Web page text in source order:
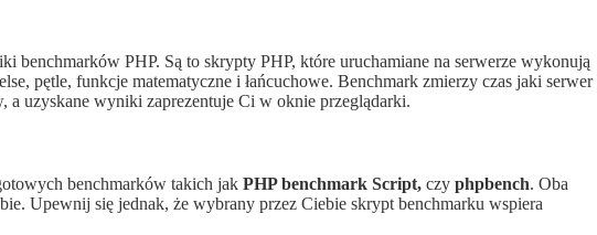
benchmarków PHP. Są to skrypty PHP, które uruchamiane na serwerze wykonują
pętle, funkcje matematyczne i łańcuchowe. Benchmark zmierzy czas jaki serwer
a uzyskane wyniki zaprezentuje Ci w oknie przeglądarki.
benchmarków takich jak PHP benchmark Script, czy phpbench. Oba
Upewnij się jednak, że wybrany przez Ciebie skrypt benchmarku wspiera